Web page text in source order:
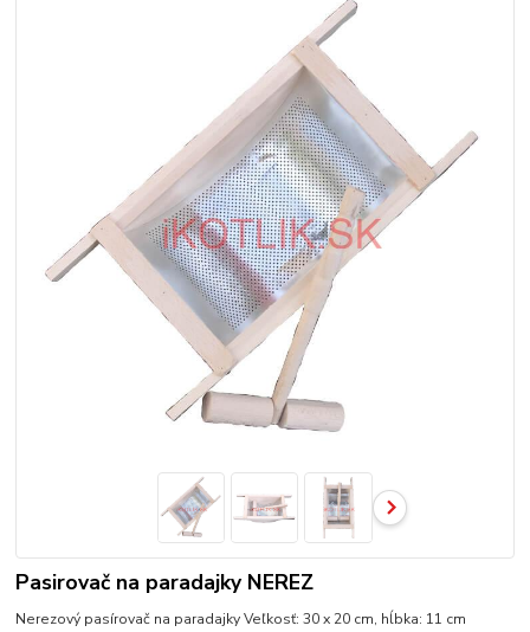
Pasirovač na paradajky NEREZ
Nerezový pasírovač na paradajky Veľkosť: 30 x 20 cm, hĺbka: 11 cm